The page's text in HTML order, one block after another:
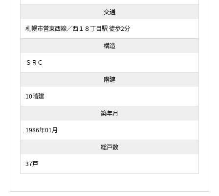
交通
札幌市営東西線／西１８丁目駅 徒歩2分
構造
ＳＲＣ
階建
10階建
築年月
1986年01月
総戸数
37戸